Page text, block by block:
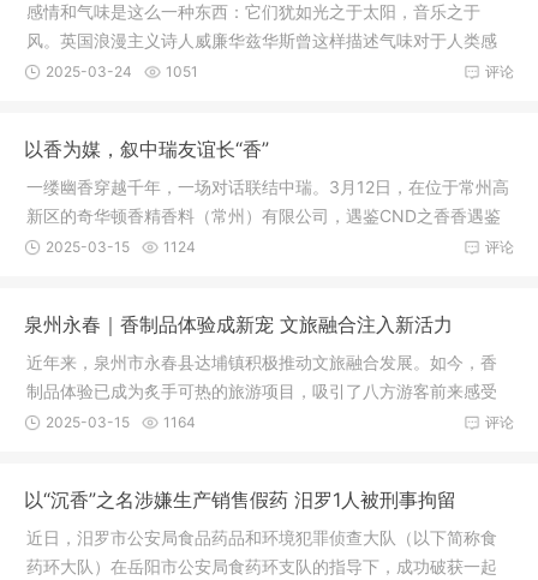
感情和气味是这么一种东西：它们犹如光之于太阳，音乐之于
风。英国浪漫主义诗人威廉华兹华斯曾这样描述气味对于人类感
情的独特作
评论
2025-03-24 1051
以香为媒，叙中瑞友谊长“香”
一缕幽香穿越千年，一场对话联结中瑞。3月12日，在位于常州高
新区的奇华顿香精香料（常州）有限公司，遇鉴CND之香香遇鉴
主题沙龙
评论
2025-03-15 1124
泉州永春｜香制品体验成新宠 文旅融合注入新活力
近年来，泉州市永春县达埔镇积极推动文旅融合发展。如今，香
制品体验已成为炙手可热的旅游项目，吸引了八方游客前来感受
香的独特
评论
2025-03-15 1164
以“沉香”之名涉嫌生产销售假药 汨罗1人被刑事拘留
近日，汨罗市公安局食品药品和环境犯罪侦查大队（以下简称食
药环大队）在岳阳市公安局食药环支队的指导下，成功破获一起